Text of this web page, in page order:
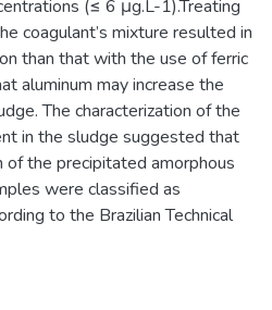
(≤ 6 μg.L-1).Treating
coagulant’s mixture resulted in
than that with the use of ferric
aluminum may increase the
The characterization of the
in the sludge suggested that
the precipitated amorphous
were classified as
to the Brazilian Technical